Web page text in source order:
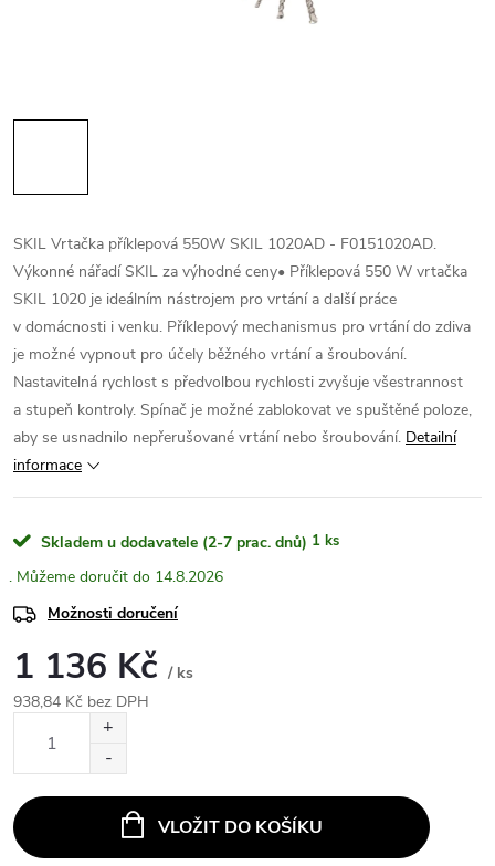
SKIL Vrtačka příklepová 550W SKIL 1020AD - F0151020AD.
Výkonné nářadí SKIL za výhodné ceny• Příklepová 550 W vrtačka
SKIL 1020 je ideálním nástrojem pro vrtání a další práce
v domácnosti i venku. Příklepový mechanismus pro vrtání do zdiva
je možné vypnout pro účely běžného vrtání a šroubování.
Nastavitelná rychlost s předvolbou rychlosti zvyšuje všestrannost
a stupeň kontroly. Spínač je možné zablokovat ve spuštěné poloze,
aby se usnadnilo nepřerušované vrtání nebo šroubování. Detailní
informace
Skladem u dodavatele (2-7 prac. dnů) 1 ks
14.8.2026
Možnosti doručení
1 136 Kč / ks
938,84 Kč bez DPH
VLOŽIT DO KOŠÍKU